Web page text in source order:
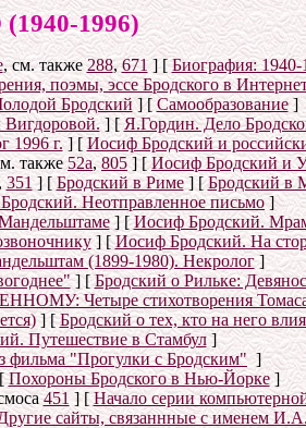
1996)
, см. также288,671] [Биография: 1940-
поэмы, эссе Бродского в
Бродский] [ Самообразование]
] [Я.Гордин. Дело
1996 г.] [Иосиф Бродский и
также52а,805] [Иосиф Бродский и
351] [Бродский в Риме] [Бродский в
Неотправленное письмо]
] [Иосиф Бродский.
] [Иосиф Бродский. На
(1899-1980). Некролог]
] [Бродский о Рильке:
Четыре стихотворения
] [Бродский о тех, кто на него
Путешествие в Стамбул]
фильма "Прогулки с Бродским"]
Похороны Бродского в Нью-Йорке]
451 ] [Начало серии
сайты, связаннные с именем